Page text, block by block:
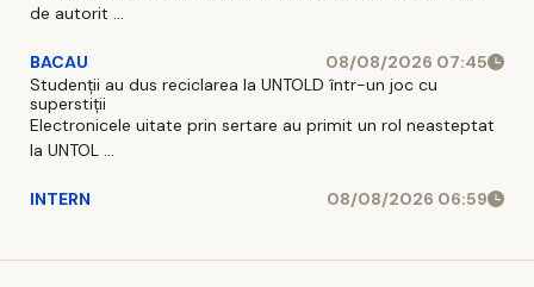
de autorit ...
BACAU
08/08/2026 07:45
Studenții au dus reciclarea la UNTOLD într-un joc cu
superstiții
Electronicele uitate prin sertare au primit un rol neasteptat
la UNTOL ...
INTERN 08/08/2026 06:59